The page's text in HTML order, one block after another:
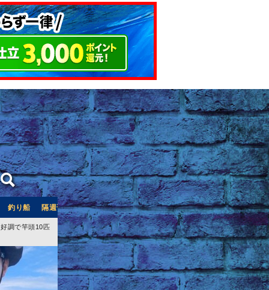
釣り船 隔週刊つり情報 釣り船予約サイト「釣割」
調で竿頭10匹